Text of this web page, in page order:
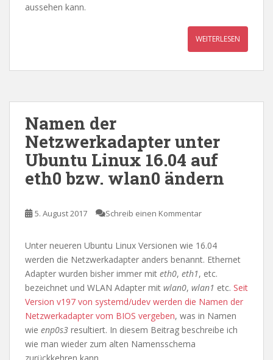
aussehen kann.
WEITERLESEN
Namen der
Netzwerkadapter unter
Ubuntu Linux 16.04 auf
eth0 bzw. wlan0 ändern
5. August 2017 Schreib einen Kommentar
Unter neueren Ubuntu Linux Versionen wie 16.04
werden die Netzwerkadapter anders benannt. Ethernet
Adapter wurden bisher immer mit eth0, eth1, etc.
bezeichnet und WLAN Adapter mit wlan0, wlan1 etc. Seit
Version v197 von systemd/udev werden die Namen der
Netzwerkadapter vom BIOS vergeben, was in Namen
wie enp0s3 resultiert. In diesem Beitrag beschreibe ich
wie man wieder zum alten Namensschema